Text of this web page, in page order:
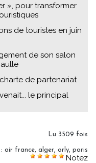
», pour transformer
de touristes en juin
de son salon
de partenariat
le principal
Lu 3509 fois
: air france, alger, orly, paris
Notez